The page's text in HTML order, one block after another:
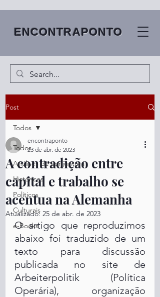
ENCONTRAPONTO
Post
Todos
Análises de conjuntura
Históricos
Políticos
Culturais
e-Books
Todos
A contradição entre
capital e trabalho se
acentua na Alemanha
encontraponto
23 de abr. de 2023
Atualizado: 25 de abr. de 2023
O artigo que reproduzimos
abaixo foi traduzido de um
texto para discussão
publicada no site de
Arbeiterpolitik (Política
Operária), organização